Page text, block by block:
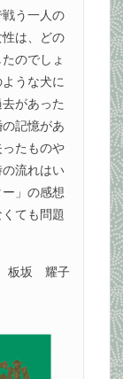
う一人の
は、どの
のでしょ
うな犬に
があった
記憶があ
たものや
流れはい
」の感想
ても問題
板坂 耀子